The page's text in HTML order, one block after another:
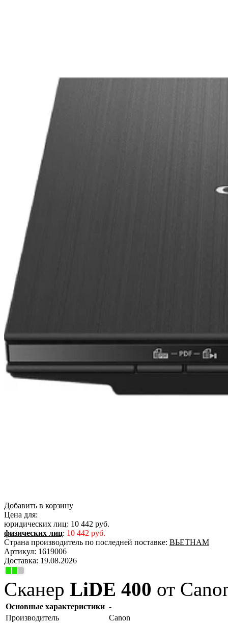
Добавить в корзину
Цена для:
юридических лиц: 10 442 руб.
физических лиц: 10 442 руб.
Страна производитель по последней поставке: ВЬЕТНАМ
Артикул: 1619006
Доставка: 19.08.2026
Сканер LiDE 400 от
Основные характеристики -
Производитель
Canon